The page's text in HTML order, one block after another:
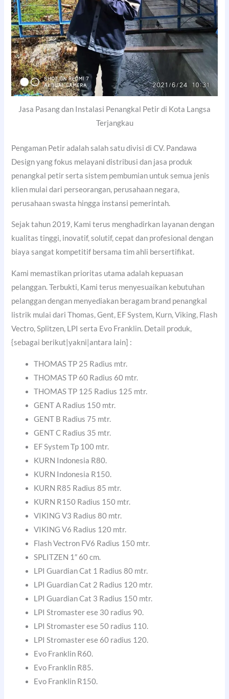
Jasa Pasang dan Instalasi Penangkal Petir di Kota Langsa
Terjangkau
Pengaman Petir adalah salah satu divisi di CV. Pandawa
Design yang fokus melayani distribusi dan jasa produk
penangkal petir serta sistem pembumian untuk semua jenis
klien mulai dari perseorangan, perusahaan negara,
perusahaan swasta hingga instansi pemerintah.
Sejak tahun 2019, Kami terus menghadirkan layanan dengan
kualitas tinggi, inovatif, solutif, cepat dan profesional dengan
biaya sangat kompetitif bersama tim ahli bersertifikat.
Kami memastikan prioritas utama adalah kepuasan
pelanggan. Terbukti, Kami terus menyesuaikan kebutuhan
pelanggan dengan menyediakan beragam brand penangkal
listrik mulai dari Thomas, Gent, EF System, Kurn, Viking, Flash
Vectro, Splitzen, LPI serta Evo Franklin. Detail produk,
{sebagai berikut|yakni|antara lain] :
THOMAS TP 25 Radius mtr.
THOMAS TP 60 Radius 60 mtr.
THOMAS TP 125 Radius 125 mtr.
GENT A Radius 150 mtr.
GENT B Radius 75 mtr.
GENT C Radius 35 mtr.
EF System Tp 100 mtr.
KURN Indonesia R80.
KURN Indonesia R150.
KURN R85 Radius 85 mtr.
KURN R150 Radius 150 mtr.
VIKING V3 Radius 80 mtr.
VIKING V6 Radius 120 mtr.
Flash Vectron FV6 Radius 150 mtr.
SPLITZEN 1″ 60 cm.
LPI Guardian Cat 1 Radius 80 mtr.
LPI Guardian Cat 2 Radius 120 mtr.
LPI Guardian Cat 3 Radius 150 mtr.
LPI Stromaster ese 30 radius 90.
LPI Stromaster ese 50 radius 110.
LPI Stromaster ese 60 radius 120.
Evo Franklin R60.
Evo Franklin R85.
Evo Franklin R150.